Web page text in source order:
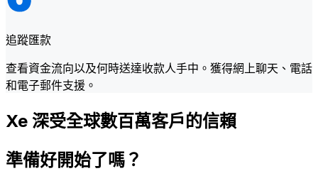
追蹤匯款
查看資金流向以及何時送達收款人手中。獲得網上聊天、電話
和電子郵件支援。
Xe 深受全球數百萬客戶的信賴
準備好開始了嗎？